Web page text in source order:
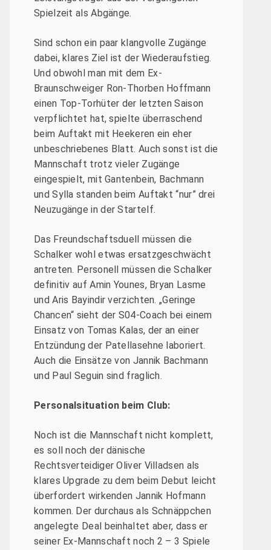
Spielzeit als Abgänge.
Sind schon ein paar klangvolle Zugänge
dabei, klares Ziel ist der Wiederaufstieg.
Und obwohl man mit dem Ex-
Braunschweiger Ron-Thorben Hoffmann
einen Top-Torhüter der letzten Saison
verpflichtet hat, spielte überraschend
beim Auftakt mit Heekeren ein eher
unbeschriebenes Blatt. Auch sonst ist die
Mannschaft trotz vieler Zugänge
eingespielt, mit Gantenbein, Bachmann
und Sylla standen beim Auftakt “nur” drei
Neuzugänge in der Startelf.
Das Freundschaftsduell müssen die
Schalker wohl etwas ersatzgeschwächt
antreten. Personell müssen die Schalker
definitiv auf Amin Younes, Bryan Lasme
und Aris Bayindir verzichten. „Geringe
Chancen“ sieht der S04-Coach bei einem
Einsatz von Tomas Kalas, der an einer
Entzündung der Patellasehne laboriert.
Auch die Einsätze von Jannik Bachmann
und Paul Seguin sind fraglich.
Personalsituation beim Club:
Noch ist die Mannschaft nicht komplett,
es soll noch der dänische
Rechtsverteidiger Oliver Villadsen als
klares Upgrade zu dem beim Debut leicht
überfordert wirkenden Jannik Hofmann
kommen. Der durchaus als Schnäppchen
angelegte Deal beinhaltet aber, dass er
seiner Ex-Mannschaft noch 2 – 3 Spiele